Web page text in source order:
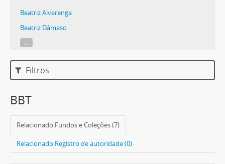
Beatriz Alvarenga
Beatriz Dâmaso
...
Filtros
BBT
Relacionado Fundos e Coleções (7)
Relacionado Registro de autoridade (0)